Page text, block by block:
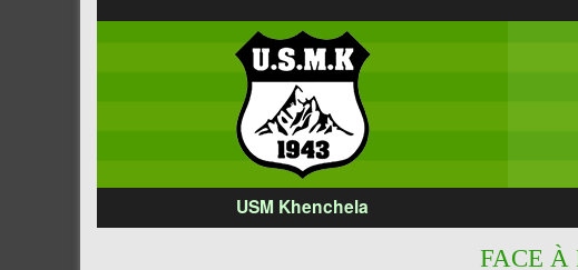
USM Khenchela
FACE À